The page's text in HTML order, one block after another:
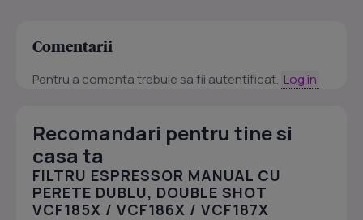
Comentarii
Pentru a comenta trebuie sa fii autentificat. Log in
Recomandari pentru tine si
casa ta
FILTRU ESPRESSOR MANUAL CU
PERETE DUBLU, DOUBLE SHOT
VCF185X / VCF186X / VCF187X